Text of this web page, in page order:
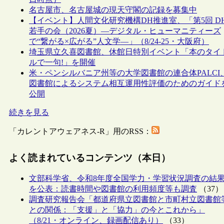
名古屋市、名古屋城の現天守閣の記録を募集中
【イベント】人間文化研究機構DH推進室、「第5回
若手の会（2026夏）―デジタル・ヒューマニティーズ
で“繋がる×広がる”人文学―」（8/24-25・大阪府）
埼玉県立久喜図書館、休館日特別イベント「本のタイ
ルで一句!」を開催
米・ペンシルバニア州等の大学図書館の連合体PALCI、
図書館によるシステム相互運用性評価のためのガイド
公開
続きを見る
「カレントアウェアネス-R」用のRSS：
よく読まれているコンテンツ（本日）
文部科学省、令和8年度全国学力・学習状況調査の結
を公表：読書時間や図書館の利用頻度等も調査 （37）
調査研究報告会「都道府県立図書館と市町村立図書館
との関係：「支援」と「協力」の今とこれから」
（8/21・オンライン、録画配信あり）
（33）